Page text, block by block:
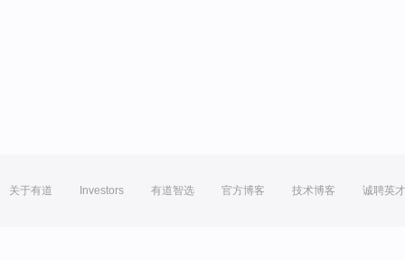
关于有道 Investors 有道智选 官方博客 技术博客 诚聘英才